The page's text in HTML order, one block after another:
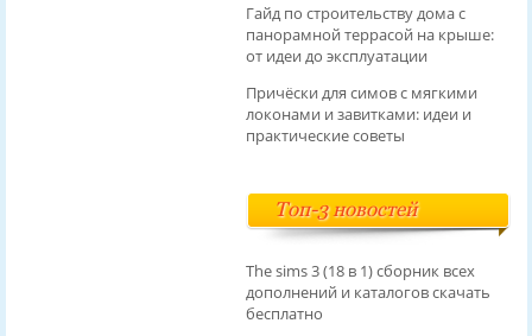
Гайд по строительству дома с
панорамной террасой на крыше:
от идеи до эксплуатации
Причёски для симов с мягкими
локонами и завитками: идеи и
практические советы
Топ-3 новостей
The sims 3 (18 в 1) сборник всех
дополнений и каталогов скачать
бесплатно